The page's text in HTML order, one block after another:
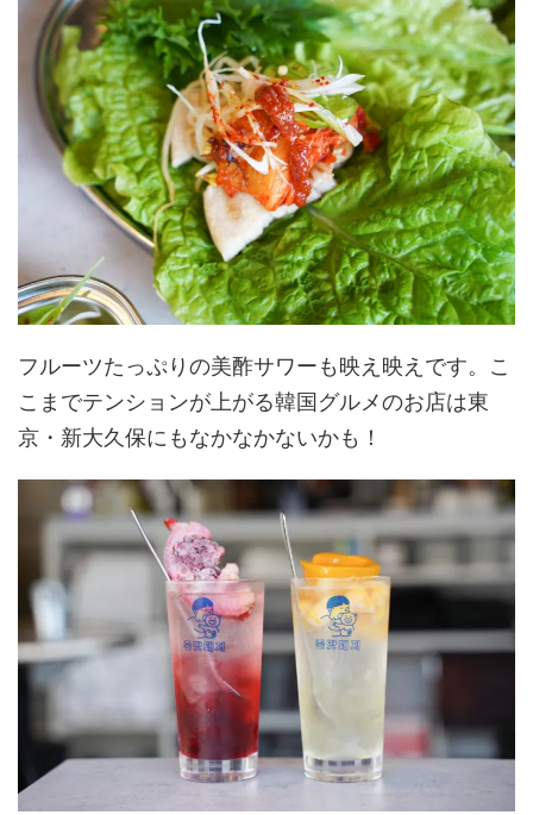
フルーツたっぷりの美酢サワーも映え映えです。こ
こまでテンションが上がる韓国グルメのお店は東
京・新大久保にもなかなかないかも！